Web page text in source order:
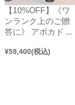
【10%OFF】《ワ
ンランク上のご贈
答に》 アボカド ...
¥59,400(税込)